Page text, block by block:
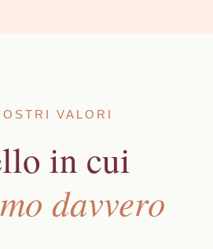
VALORI
in cui
davvero